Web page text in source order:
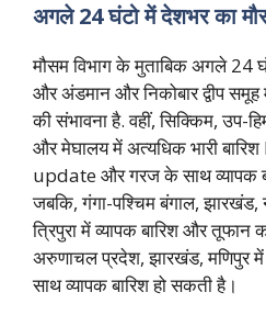
अगले 24 घंटो में देशभर का
मौसम विभाग के मुताबिक अगले 24
और अंडमान और निकोबार द्वीप
की संभावना है. वहीं, सिक्किम, उप-
और मेघालय में अत्यधिक भारी
update और गरज के साथ व्यापक
जबकि, गंगा-पश्चिम बंगाल, झारखंड,
त्रिपुरा में व्यापक बारिश और
अरुणाचल प्रदेश, झारखंड, मणिपुर में
साथ व्यापक बारिश हो सकती है।